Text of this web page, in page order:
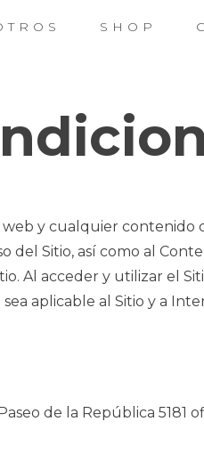
SHOP
y cualquier contenido
del Sitio, así como al
Al acceder y utilizar el
aplicable al Sitio y a
de la República